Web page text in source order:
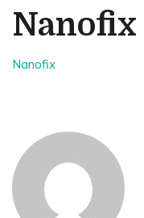
Nanofix
Nanofix